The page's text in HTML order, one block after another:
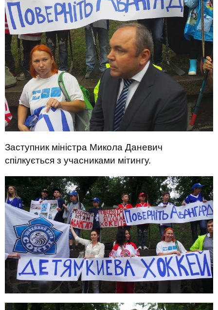
Заступник міністра Микола Даневич
спілкується з учасниками мітингу.